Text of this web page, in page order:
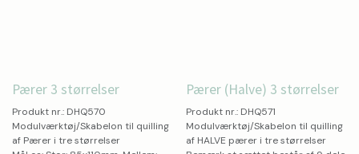
Pærer 3 størrelser
Produkt nr.: DHQ570
Modulværktøj/Skabelon til quilling
af Pærer i tre størrelser
Pærer (Halve) 3 størrelser
Produkt nr.: DHQ571
Modulværktøj/Skabelon til quilling
af HALVE pærer i tre størrelser